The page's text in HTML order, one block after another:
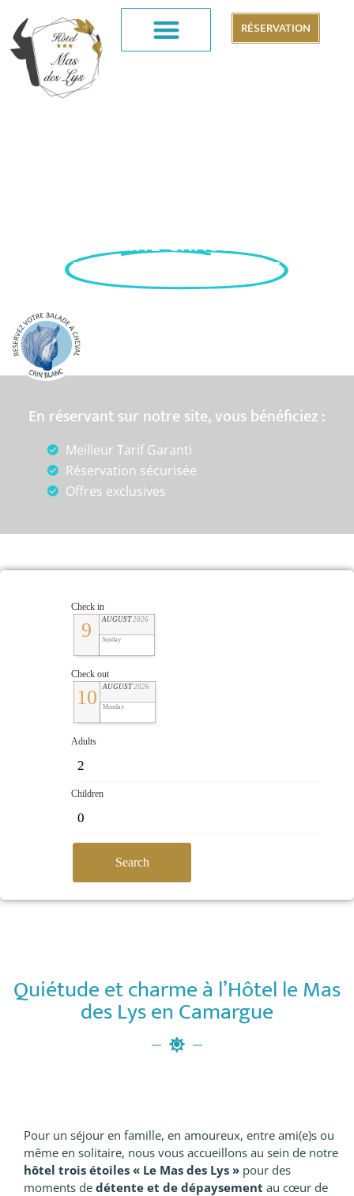
RÉSERVATION
PISCINE CHAUFFÉE
D'AVRIL À NOVEMBRE
En réservant sur notre site, vous bénéficiez :
Meilleur Tarif Garanti
Réservation sécurisée
Offres exclusives
Check in
9 AUGUST 2026
Sunday
Check out
10 AUGUST 2026
Monday
Adults
Children
Quiétude et charme à l’Hôtel le Mas
des Lys en Camargue
Pour un séjour en famille, en amoureux, entre ami(e)s ou
même en solitaire, nous vous accueillons au sein de notre
hôtel trois étoiles « Le Mas des Lys » pour des
moments de détente et de dépaysement au cœur de